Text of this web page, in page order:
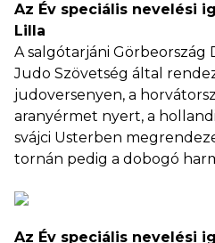
Az Év speciális nevelési
Lilla
A salgótarjáni Görbeország
Judo Szövetség által
judoversenyen, a
aranyérmet nyert, a
svájci Usterben
tornán pedig a dobogó
Az Év speciális nevelési